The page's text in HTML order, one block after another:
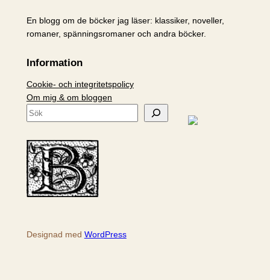
En blogg om de böcker jag läser: klassiker, noveller,
romaner, spänningsromaner och andra böcker.
Information
Cookie- och integritetspolicy
Om mig & om bloggen
S
k
Designad med WordPress